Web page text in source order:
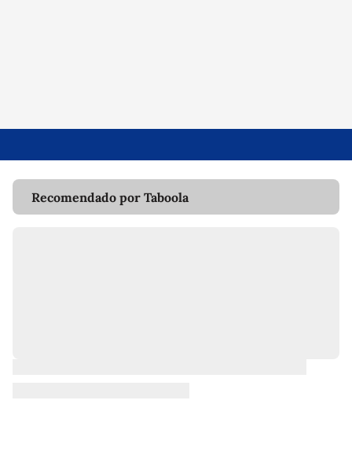
Recomendado por Taboola